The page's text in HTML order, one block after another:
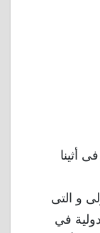
أثينا
و التى
في